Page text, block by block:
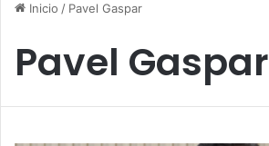
Inicio / Pavel Gaspar
Pavel Gaspar